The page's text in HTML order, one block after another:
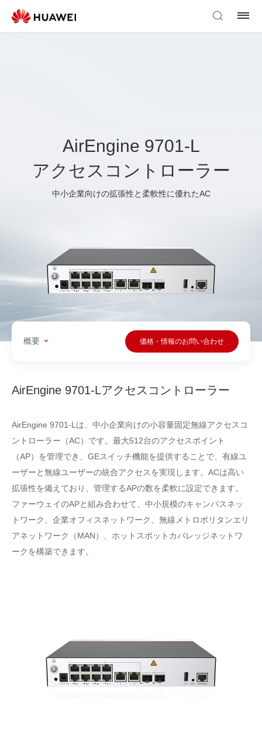
AirEngine 9701-L
アクセスコントローラー
中小企業向けの拡張性と柔軟性に優れたAC
概要 価格・情報のお問い合わせ
AirEngine 9701-Lアクセスコントローラー
AirEngine 9701-Lは、中小企業向けの小容量固定無線アクセスコ
ントローラー（AC）です。最大512台のアクセスポイント
（AP）を管理でき、GEスイッチ機能を提供することで、有線ユ
ーザーと無線ユーザーの統合アクセスを実現します。ACは高い
拡張性を備えており、管理するAPの数を柔軟に設定できます。
ファーウェイのAPと組み合わせて、中小規模のキャンパスネッ
トワーク、企業オフィスネットワーク、無線メトロポリタンエリ
アネットワーク（MAN）、ホットスポットカバレッジネットワ
ークを構築できます。